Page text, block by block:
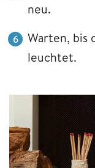
neu.
Warten, bis
leuchtet.